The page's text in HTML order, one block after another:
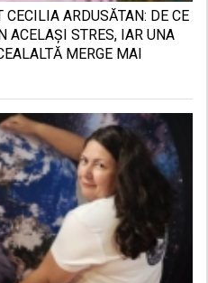
ARDUSĂTAN: DE CE
ACELAȘI STRES, IAR UNA
MERGE MAI